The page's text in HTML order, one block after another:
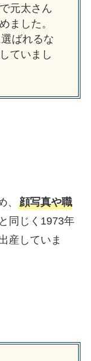
元太さん
ました。
ばれるな
ていまし
、 顔写真や職
同じく1973年
産していま